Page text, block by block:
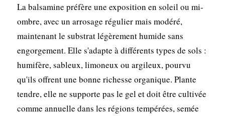
La balsamine préfère une exposition en soleil ou mi-
ombre, avec un arrosage régulier mais modéré,
maintenant le substrat légèrement humide sans
engorgement. Elle s'adapte à différents types de sols :
humifère, sableux, limoneux ou argileux, pourvu
qu'ils offrent une bonne richesse organique. Plante
tendre, elle ne supporte pas le gel et doit être cultivée
comme annuelle dans les régions tempérées, semée